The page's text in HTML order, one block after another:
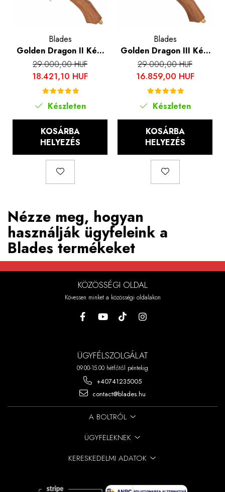
Blades
Golden Dragon II Kés,
konyha és kemping,
kalapált hammerhead,
7Cr17 acél, rózsafa
markolat, 27.5 cm
29.000,00 HUF
18.421,10 HUF
Készleten
KOSÁRBA
HELYEZÉS
Blades
Golden Dragon III Kés,
konyha és kemping,
kalapált hammerhead,
7Cr17 acél, 28.5 cm
29.000,00 HUF
16.859,00 HUF
Készleten
KOSÁRBA
HELYEZÉS
Nézze meg, hogyan
használják ügyfeleink a
Blades termékeket
KÖZÖSSÉGI OLDAL
Kövessen minket a közösségi oldalakon
ÜGYFÉLSZOLGÁLAT
09.00-15.00 hétfőtől péntekig
+40741235005
contact@blades.hu
A BOLTRÓL
ÜGYFELEKNEK
KERESKEDELMI ADATOK